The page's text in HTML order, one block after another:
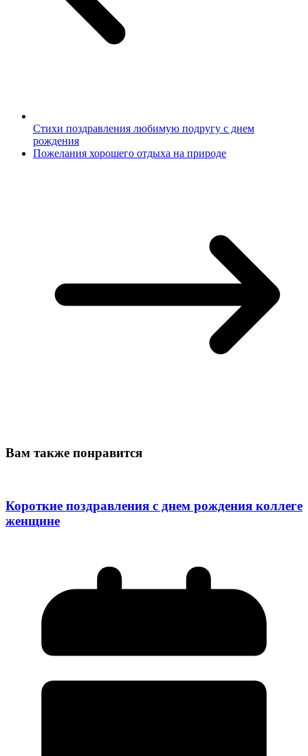
Стихи поздравления любимую подругу с днем
рождения
Пожелания хорошего отдыха на природе
Вам также понравится
Короткие поздравления с днем рождения коллеге
женщине